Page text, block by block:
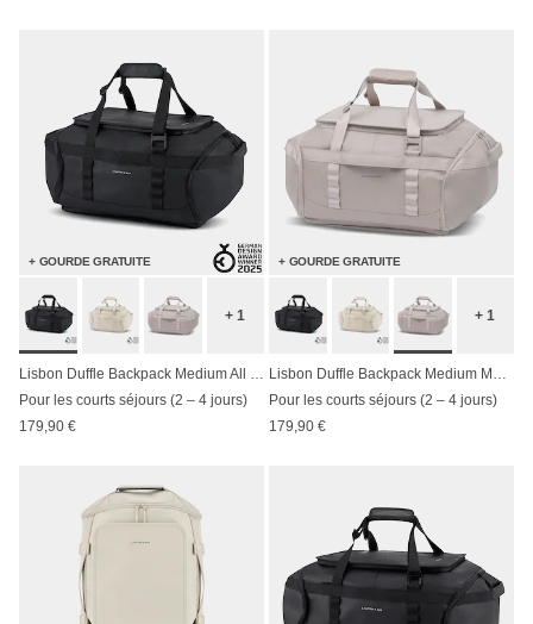
+ GOURDE GRATUITE
+ 1
Lisbon Duffle Backpack Medium All Black
Pour les courts séjours (2 – 4 jours)
179,90 €
+ GOURDE GRATUITE
+ 1
Lisbon Duffle Backpack Medium Muted Rose
Pour les courts séjours (2 – 4 jours)
179,90 €